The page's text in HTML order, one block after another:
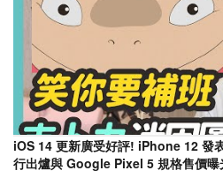
iOS 14 更新廣受好評! iPhone 12 發
行出爐與 Google Pixel 5 規格售價曝